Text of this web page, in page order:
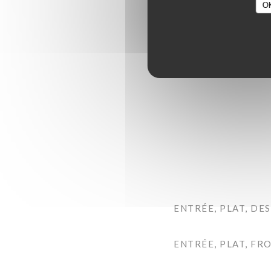
ENTRÉE, PLAT,
ENTRÉE, PLAT,